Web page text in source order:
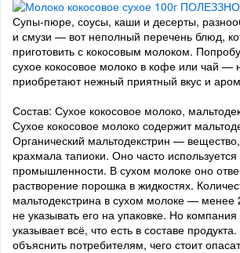
Супы-пюре, соусы, каши и десерты,
и смузи — вот неполный перечень блюд,
приготовить с кокосовым молоком.
сухое кокосовое молоко в кофе или чай —
приобретают нежный приятный вкус и
Состав: Сухое кокосовое молоко,
Сухое кокосовое молоко содержит
Органический мальтодекстрин —
крахмала тапиоки. Оно часто
промышленности. В сухом молоке оно
растворение порошка в жидкостях.
мальтодекстрина в сухом молоке — менее
не указывать его на упаковке. Но
указывает всё, что есть в составе
объяснить потребителям, чего стоит